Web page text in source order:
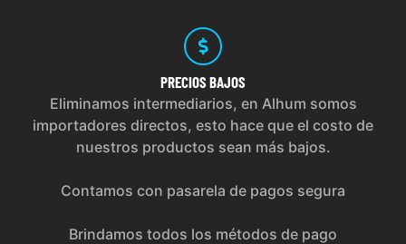
PRECIOS BAJOS
Eliminamos intermediarios, en Alhum somos
importadores directos, esto hace que el costo de
nuestros productos sean más bajos.
Contamos con pasarela de pagos segura
Brindamos todos los métodos de pago